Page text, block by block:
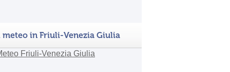
meteo in Friuli-Venezia Giulia